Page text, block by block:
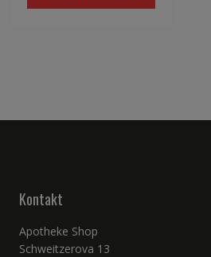
Kontakt
Apotheke Shop
Schweitzerova 13